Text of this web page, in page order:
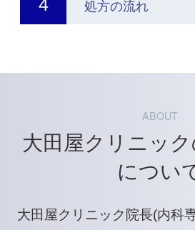
処方の流れ
ABOUT
大田屋クリニッ
につい
大田屋クリニック院長(内科